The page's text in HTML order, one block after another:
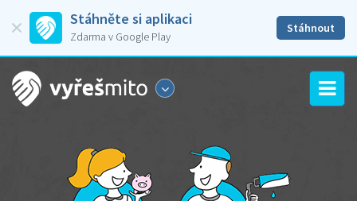
Stáhněte si aplikaci
Zdarma v Google Play
Stáhnout